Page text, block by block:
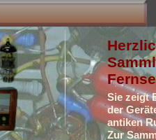
Sie zeigt
der
antiken
Zur